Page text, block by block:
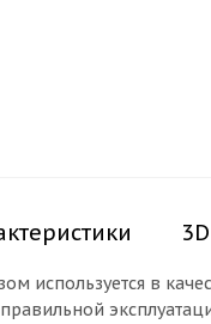
используется в